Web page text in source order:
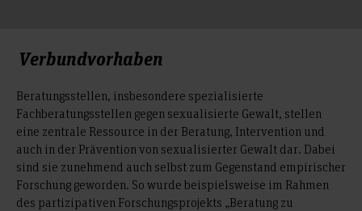
Verbundvorhaben
Beratungsstellen, insbesondere spezialisierte
Fachberatungsstellen gegen sexualisierte Gewalt, stellen
eine zentrale Ressource in der Beratung, Intervention und
auch in der Prävention von sexualisierter Gewalt dar. Dabei
sind sie zunehmend auch selbst zum Gegenstand empirischer
Forschung geworden. So wurde beispielsweise im Rahmen
des partizipativen Forschungsprojekts „Beratung zu